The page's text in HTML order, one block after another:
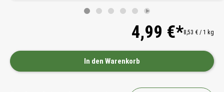
4,99 €*8,53 € / 1 kg
In den Warenkorb